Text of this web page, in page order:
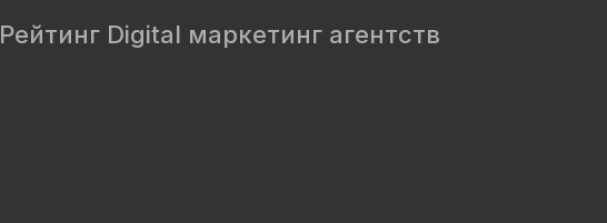
Рейтинг Digital маркетинг агентств